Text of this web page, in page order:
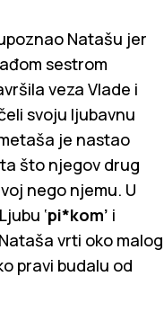
Natašu jer
sestrom
veza Vlade i
svoju ljubavnu
je nastao
što njegov drug
nego njemu. U
‘pi*kom’ i
vrti oko malog
pravi budalu od